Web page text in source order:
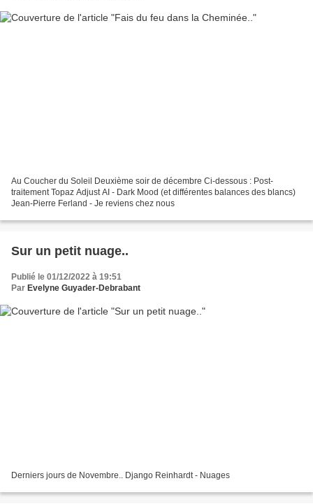
Au Coucher du Soleil Deuxième soir de décembre Ci-dessous : Post-
traitement Topaz Adjust AI - Dark Mood (et différentes balances des blancs)
Jean-Pierre Ferland - Je reviens chez nous
Sur un petit nuage..
Publié le 01/12/2022 à 19:51
Par Evelyne Guyader-Debrabant
Derniers jours de Novembre.. Django Reinhardt - Nuages